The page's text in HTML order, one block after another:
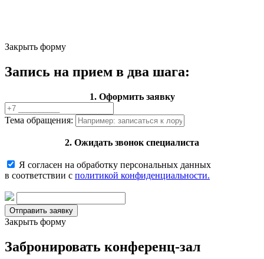
Закрыть форму
Запись на прием в два шага:
1. Оформить заявку
Тема обращения:
2. Ожидать звонок специалиста
Я согласен на обработку персональных данных
в соответствии с политикой конфиденциальности.
Закрыть форму
Забронировать конференц-зал